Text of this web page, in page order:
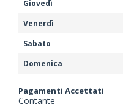
Giovedì
Venerdì
Sabato
Domenica
Pagamenti Accettati
Contante